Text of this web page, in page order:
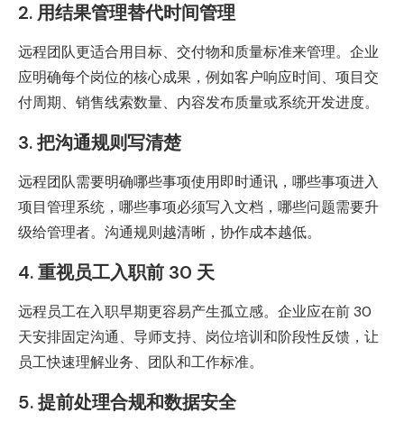
2. 用结果管理替代时间管理
远程团队更适合用目标、交付物和质量标准来管理。企业
应明确每个岗位的核心成果，例如客户响应时间、项目交
付周期、销售线索数量、内容发布质量或系统开发进度。
3. 把沟通规则写清楚
远程团队需要明确哪些事项使用即时通讯，哪些事项进入
项目管理系统，哪些事项必须写入文档，哪些问题需要升
级给管理者。沟通规则越清晰，协作成本越低。
4. 重视员工入职前 30 天
远程员工在入职早期更容易产生孤立感。企业应在前 30
天安排固定沟通、导师支持、岗位培训和阶段性反馈，让
员工快速理解业务、团队和工作标准。
5. 提前处理合规和数据安全